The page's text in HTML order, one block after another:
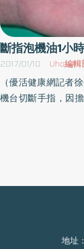
斷指泡機油1小
2017/01/10 Uho編輯
（優活健康網記者
機台切斷手指，因
機油中這麼長的時
時間的機油浸泡對
適當的清創，也藉
地址